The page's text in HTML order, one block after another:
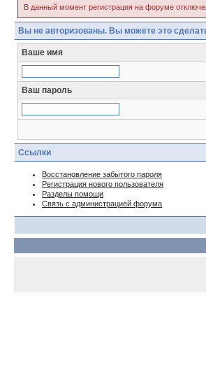
В данный момент регистрация на форуме
Вы не авторизованы. Вы можете это
Ваше имя
Ваш пароль
Ссылки
Восстановление забытого пароля
Регистрация нового пользователя
Разделы помощи
Связь с администрацией форума